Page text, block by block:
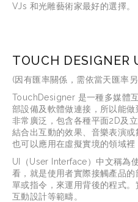
VJs 和光雕藝術家最好的選擇。
TOUCH DESIGNER
(因有匯率關係，需依當天匯率
TouchDesigner 是一種多媒體
部設備及軟體做連接，所以能
非常廣泛，包含各種平面2D及
結合出互動的效果、音樂表演或
也可以應用在虛擬實境的領域裡
UI（User Interface）中文稱為
看，就是使用者實際接觸產品
單或指令，來運用背後的程式
互動設計等範疇。